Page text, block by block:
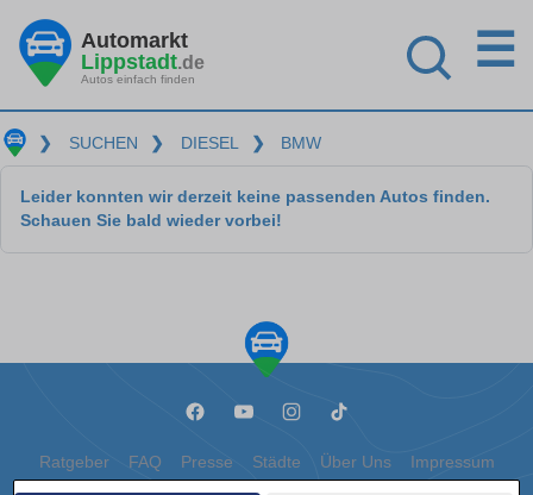
Automarkt
Lippstadt.de
Autos einfach finden
☰
❯ SUCHEN ❯ DIESEL ❯ BMW
Leider konnten wir derzeit keine passenden Autos finden.
Schauen Sie bald wieder vorbei!
Ratgeber FAQ Presse Städte Über Uns Impressum